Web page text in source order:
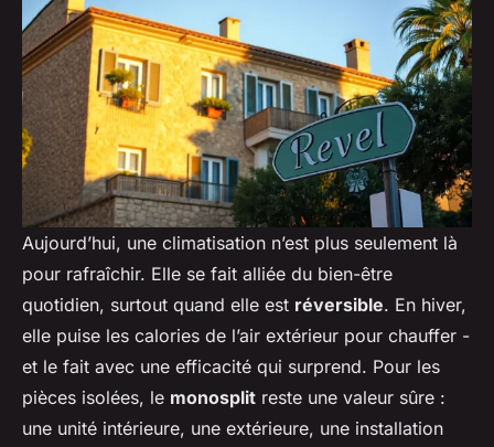
Aujourd’hui, une climatisation n’est plus seulement là
pour rafraîchir. Elle se fait alliée du bien-être
quotidien, surtout quand elle est réversible. En hiver,
elle puise les calories de l’air extérieur pour chauffer -
et le fait avec une efficacité qui surprend. Pour les
pièces isolées, le monosplit reste une valeur sûre :
une unité intérieure, une extérieure, une installation